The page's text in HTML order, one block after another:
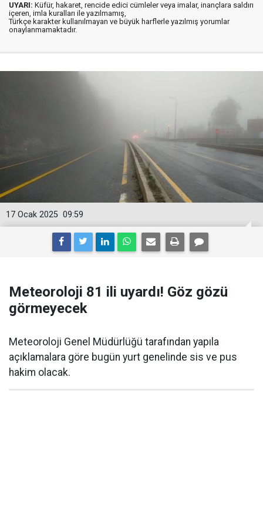
UYARI: Küfür, hakaret, rencide edici cümleler veya imalar, inançlara saldırı
içeren, imla kuralları ile yazılmamış,
Türkçe karakter kullanılmayan ve büyük harflerle yazılmış yorumlar
onaylanmamaktadır.
09:59
17 Ocak 2025
Meteoroloji 81 ili uyardı! Göz gözü
görmeyecek
Meteoroloji Genel Müdürlüğü tarafından yapıla
açıklamalara göre bugün yurt genelinde sis ve pus
hakim olacak.